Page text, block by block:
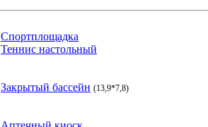
Спортплощадка
Теннис настольный
Закрытый бассейн (13,9*7,8)